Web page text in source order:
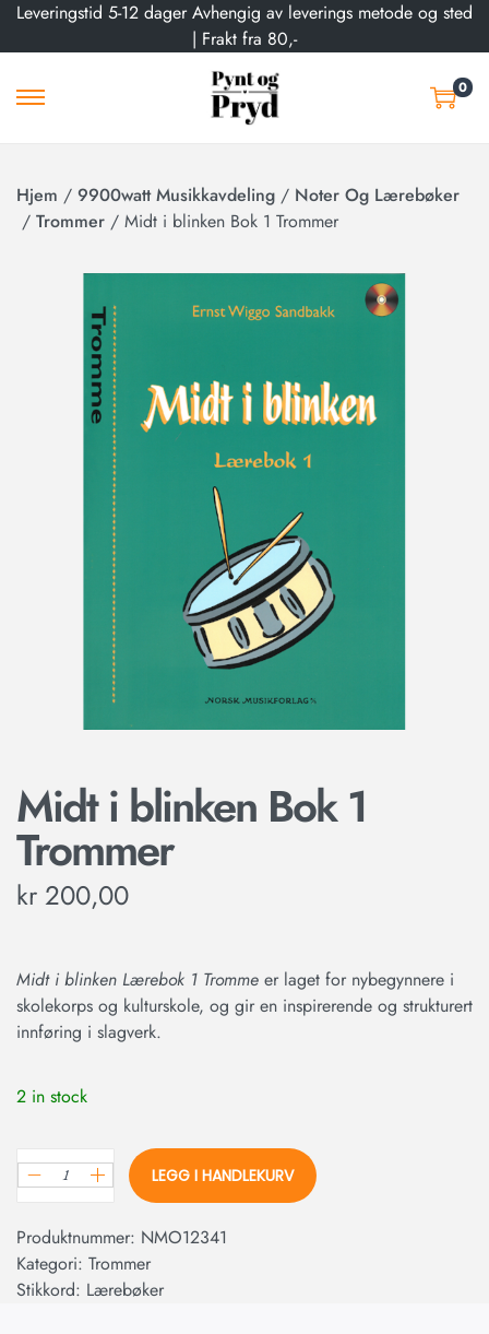
Leveringstid 5-12 dager Avhengig av leverings metode og sted
| Frakt fra 80,-
0
Hjem / 9900watt Musikkavdeling / Noter Og Lærebøker
/ Trommer / Midt i blinken Bok 1 Trommer
Midt i blinken Bok 1
Trommer
kr 200,00
Midt i blinken Lærebok 1 Tromme er laget for nybegynnere i
skolekorps og kulturskole, og gir en inspirerende og strukturert
innføring i slagverk.
2 in stock
LEGG I HANDLEKURV
Produktnummer: NMO12341
Kategori: Trommer
Stikkord: Lærebøker